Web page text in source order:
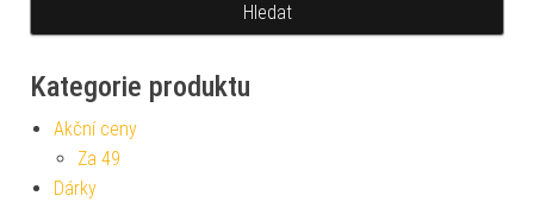
Kategorie produktu
Akční ceny
Za 49
Dárky